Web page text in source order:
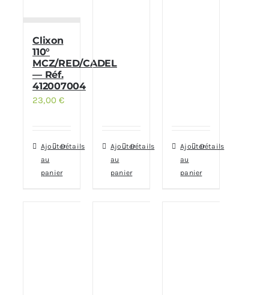
Clixon
110°
MCZ/RED/CADEL
— Réf.
412007004
23,00€
Ajouter
au
panier
Détails
Ajouter
au
panier
Détails
Ajouter
au
panier
Détails